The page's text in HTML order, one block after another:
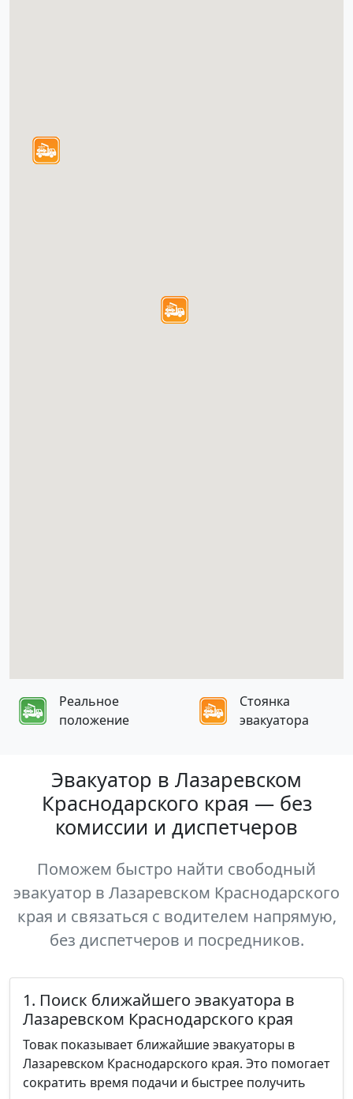
Реальное
положение
Стоянка
эвакуатора
Эвакуатор в Лазаревском
Краснодарского края — без
комиссии и диспетчеров
Поможем быстро найти свободный
эвакуатор в Лазаревском Краснодарского
края и связаться с водителем напрямую,
без диспетчеров и посредников.
1. Поиск ближайшего эвакуатора в
Лазаревском Краснодарского края
Товак показывает ближайшие эвакуаторы в
Лазаревском Краснодарского края. Это помогает
сократить время подачи и быстрее получить